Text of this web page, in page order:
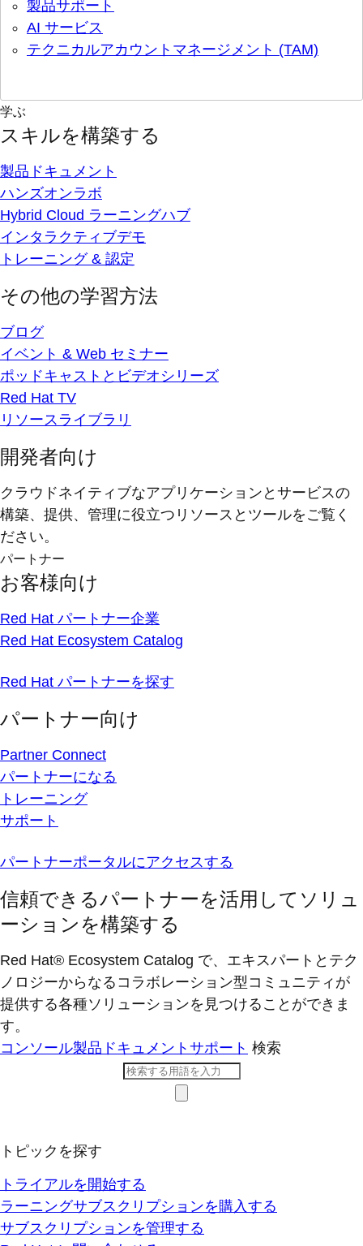
製品サポート
AI サービス
テクニカルアカウントマネージメント (TAM)
学ぶ
スキルを構築する
製品ドキュメント
ハンズオンラボ
Hybrid Cloud ラーニングハブ
インタラクティブデモ
トレーニング & 認定
その他の学習方法
ブログ
イベント & Web セミナー
ポッドキャストとビデオシリーズ
Red Hat TV
リソースライブラリ
開発者向け
クラウドネイティブなアプリケーションとサービスの
構築、提供、管理に役立つリソースとツールをご覧く
ださい。
パートナー
お客様向け
Red Hat パートナー企業
Red Hat Ecosystem Catalog
Red Hat パートナーを探す
パートナー向け
Partner Connect
パートナーになる
トレーニング
サポート
パートナーポータルにアクセスする
信頼できるパートナーを活用してソリュ
ーションを構築する
Red Hat® Ecosystem Catalog で、エキスパートとテク
ノロジーからなるコラボレーション型コミ​ュニティが
提供する各種ソリューションを見つけることができま
す。
コンソール製品ドキュメント サポート 検索
トピックを探す
トライアルを開始する
ラーニングサブスクリプションを購入する
サブスクリプションを管理する